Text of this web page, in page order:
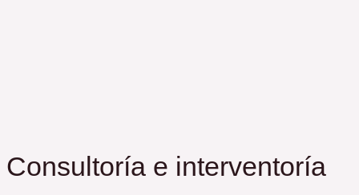
Consultoría e interventoría